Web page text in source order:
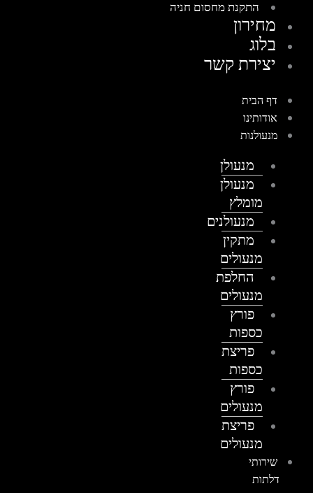
התקנת מחסום חניה
מחירון
בלוג
יצירת קשר
דף הבית
אודותינו
מנעולנות
מנעולן
מנעולן
מומלץ
מנעולנים
מתקין
מנעולים
החלפת
מנעולים
פורץ
כספות
פריצת
כספות
פורץ
מנעולים
פריצת
מנעולים
שירותי
דלתות